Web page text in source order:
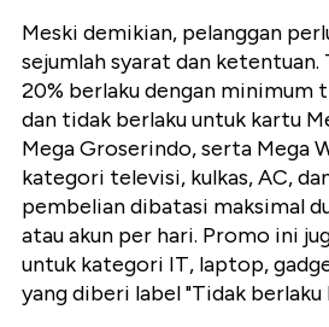
Meski demikian, pelanggan
sejumlah syarat dan ketentuan.
20% berlaku dengan minimum
dan tidak berlaku untuk kartu
Mega Groserindo, serta Mega
kategori televisi, kulkas, AC,
pembelian dibatasi maksimal
atau akun per hari. Promo ini
untuk kategori IT, laptop,
yang diberi label "Tidak berlaku